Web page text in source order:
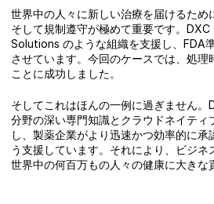
世界中の人々に新しい治療を届けるため
そして規制遵守が極めて重要です。
Solutions のような組織を支援し、FDA
させています。今回のケースでは、処
ことに成功しました。
そしてこれはほんの一例に過ぎません。
分野の深い専門知識とクラウドネイティ
し、製薬企業がより迅速かつ効率的に承
う支援しています。それにより、ビジネ
世界中の何百万もの人々の健康に大きな